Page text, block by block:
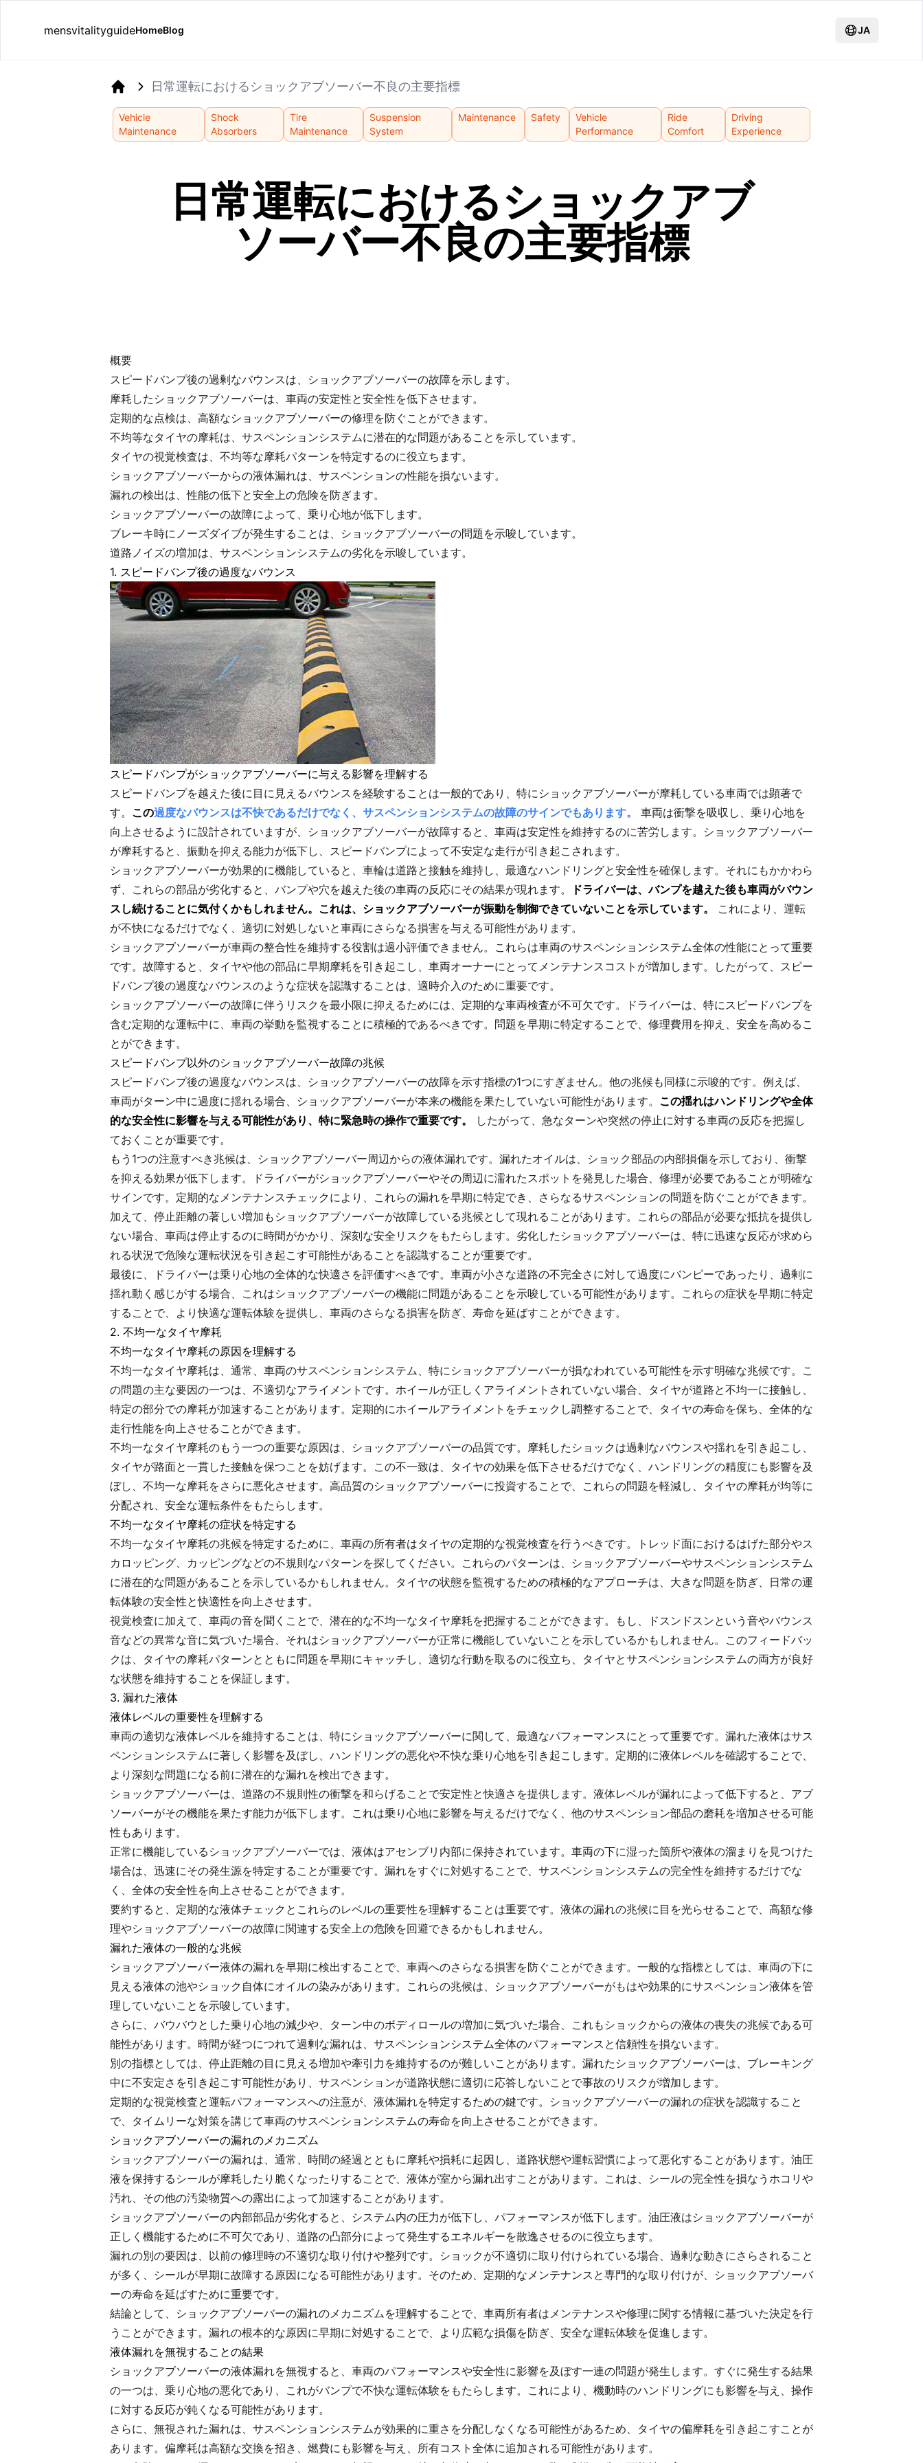
mensvitalityguideHomeBlog JA
日常運転におけるショックアブソーバー不良の主要指標
Vehicle
Maintenance
Shock
Absorbers
Tire
Maintenance
Suspension
System
Maintenance Safety
Vehicle
Performance
Ride
Comfort
Driving
Experience
日常運転におけるショックアブ
ソーバー不良の主要指標
概要
スピードバンプ後の過剰なバウンスは、ショックアブソーバーの故障を示します。
摩耗したショックアブソーバーは、車両の安定性と安全性を低下させます。
定期的な点検は、高額なショックアブソーバーの修理を防ぐことができます。
不均等なタイヤの摩耗は、サスペンションシステムに潜在的な問題があることを示しています。
タイヤの視覚検査は、不均等な摩耗パターンを特定するのに役立ちます。
ショックアブソーバーからの液体漏れは、サスペンションの性能を損ないます。
漏れの検出は、性能の低下と安全上の危険を防ぎます。
ショックアブソーバーの故障によって、乗り心地が低下します。
ブレーキ時にノーズダイブが発生することは、ショックアブソーバーの問題を示唆しています。
道路ノイズの増加は、サスペンションシステムの劣化を示唆しています。
1. スピードバンプ後の過度なバウンス
スピードバンプがショックアブソーバーに与える影響を理解する
スピードバンプを越えた後に目に見えるバウンスを経験することは一般的であり、特にショックアブソーバーが摩耗している車両では顕著で
す。 この過度なバウンスは不快であるだけでなく、サスペンションシステムの故障のサインでもあります。
車両は衝撃を吸収し、乗り心地を
向上させるように設計されていますが、ショックアブソーバーが故障すると、車両は安定性を維持するのに苦労します。ショックアブソーバー
が摩耗すると、振動を抑える能力が低下し、スピードバンプによって不安定な走行が引き起こされます。
ショックアブソーバーが効果的に機能していると、車輪は道路と接触を維持し、最適なハンドリングと安全性を確保します。それにもかかわら
ず、これらの部品が劣化すると、バンプや穴を越えた後の車両の反応にその結果が現れます。
ドライバーは、バンプを越えた後も車両がバウン
スし続けることに気付くかもしれません。これは、ショックアブソーバーが振動を制御できていないことを示しています。
これにより、運転
が不快になるだけでなく、適切に対処しないと車両にさらなる損害を与える可能性があります。
ショックアブソーバーが車両の整合性を維持する役割は過小評価できません。これらは車両のサスペンションシステム全体の性能にとって重要
です。故障すると、タイヤや他の部品に早期摩耗を引き起こし、車両オーナーにとってメンテナンスコストが増加します。したがって、スピー
ドバンプ後の過度なバウンスのような症状を認識することは、適時介入のために重要です。
ショックアブソーバーの故障に伴うリスクを最小限に抑えるためには、定期的な車両検査が不可欠です。ドライバーは、特にスピードバンプを
含む定期的な運転中に、車両の挙動を監視することに積極的であるべきです。問題を早期に特定することで、修理費用を抑え、安全を高めるこ
とができます。
スピードバンプ以外のショックアブソーバー故障の兆候
スピードバンプ後の過度なバウンスは、ショックアブソーバーの故障を示す指標の1つにすぎません。他の兆候も同様に示唆的です。例えば、
車両がターン中に過度に揺れる場合、ショックアブソーバーが本来の機能を果たしていない可能性があります。 この揺れはハンドリングや全体
的な安全性に影響を与える可能性があり、特に緊急時の操作で重要です。
したがって、急なターンや突然の停止に対する車両の反応を把握し
ておくことが重要です。
もう1つの注意すべき兆候は、ショックアブソーバー周辺からの液体漏れです。漏れたオイルは、ショック部品の内部損傷を示しており、衝撃
を抑える効果が低下します。ドライバーがショックアブソーバーやその周辺に濡れたスポットを発見した場合、修理が必要であることが明確な
サインです。定期的なメンテナンスチェックにより、これらの漏れを早期に特定でき、さらなるサスペンションの問題を防ぐことができます。
加えて、停止距離の著しい増加もショックアブソーバーが故障している兆候として現れることがあります。これらの部品が必要な抵抗を提供し
ない場合、車両は停止するのに時間がかかり、深刻な安全リスクをもたらします。劣化したショックアブソーバーは、特に迅速な反応が求めら
れる状況で危険な運転状況を引き起こす可能性があることを認識することが重要です。
最後に、ドライバーは乗り心地の全体的な快適さを評価すべきです。車両が小さな道路の不完全さに対して過度にバンピーであったり、過剰に
揺れ動く感じがする場合、これはショックアブソーバーの機能に問題があることを示唆している可能性があります。これらの症状を早期に特定
することで、より快適な運転体験を提供し、車両のさらなる損害を防ぎ、寿命を延ばすことができます。
2. 不均一なタイヤ摩耗
不均一なタイヤ摩耗の原因を理解する
不均一なタイヤ摩耗は、通常、車両のサスペンションシステム、特にショックアブソーバーが損なわれている可能性を示す明確な兆候です。こ
の問題の主な要因の一つは、不適切なアライメントです。ホイールが正しくアライメントされていない場合、タイヤが道路と不均一に接触し、
特定の部分での摩耗が加速することがあります。定期的にホイールアライメントをチェックし調整することで、タイヤの寿命を保ち、全体的な
走行性能を向上させることができます。
不均一なタイヤ摩耗のもう一つの重要な原因は、ショックアブソーバーの品質です。摩耗したショックは過剰なバウンスや揺れを引き起こし、
タイヤが路面と一貫した接触を保つことを妨げます。この不一致は、タイヤの効果を低下させるだけでなく、ハンドリングの精度にも影響を及
ぼし、不均一な摩耗をさらに悪化させます。高品質のショックアブソーバーに投資することで、これらの問題を軽減し、タイヤの摩耗が均等に
分配され、安全な運転条件をもたらします。
不均一なタイヤ摩耗の症状を特定する
不均一なタイヤ摩耗の兆候を特定するために、車両の所有者はタイヤの定期的な視覚検査を行うべきです。トレッド面におけるはげた部分やス
カロッピング、カッピングなどの不規則なパターンを探してください。これらのパターンは、ショックアブソーバーやサスペンションシステム
に潜在的な問題があることを示しているかもしれません。タイヤの状態を監視するための積極的なアプローチは、大きな問題を防ぎ、日常の運
転体験の安全性と快適性を向上させます。
視覚検査に加えて、車両の音を聞くことで、潜在的な不均一なタイヤ摩耗を把握することができます。もし、ドスンドスンという音やバウンス
音などの異常な音に気づいた場合、それはショックアブソーバーが正常に機能していないことを示しているかもしれません。このフィードバッ
クは、タイヤの摩耗パターンとともに問題を早期にキャッチし、適切な行動を取るのに役立ち、タイヤとサスペンションシステムの両方が良好
な状態を維持することを保証します。
3. 漏れた液体
液体レベルの重要性を理解する
車両の適切な液体レベルを維持することは、特にショックアブソーバーに関して、最適なパフォーマンスにとって重要です。漏れた液体はサス
ペンションシステムに著しく影響を及ぼし、ハンドリングの悪化や不快な乗り心地を引き起こします。定期的に液体レベルを確認することで、
より深刻な問題になる前に潜在的な漏れを検出できます。
ショックアブソーバーは、道路の不規則性の衝撃を和らげることで安定性と快適さを提供します。液体レベルが漏れによって低下すると、アブ
ソーバーがその機能を果たす能力が低下します。これは乗り心地に影響を与えるだけでなく、他のサスペンション部品の磨耗を増加させる可能
性もあります。
正常に機能しているショックアブソーバーでは、液体はアセンブリ内部に保持されています。車両の下に湿った箇所や液体の溜まりを見つけた
場合は、迅速にその発生源を特定することが重要です。漏れをすぐに対処することで、サスペンションシステムの完全性を維持するだけでな
く、全体の安全性を向上させることができます。
要約すると、定期的な液体チェックとこれらのレベルの重要性を理解することは重要です。液体の漏れの兆候に目を光らせることで、高額な修
理やショックアブソーバーの故障に関連する安全上の危険を回避できるかもしれません。
漏れた液体の一般的な兆候
ショックアブソーバー液体の漏れを早期に検出することで、車両へのさらなる損害を防ぐことができます。一般的な指標としては、車両の下に
見える液体の池やショック自体にオイルの染みがあります。これらの兆候は、ショックアブソーバーがもはや効果的にサスペンション液体を管
理していないことを示唆しています。
さらに、バウバウとした乗り心地の減少や、ターン中のボディロールの増加に気づいた場合、これもショックからの液体の喪失の兆候である可
能性があります。時間が経つにつれて過剰な漏れは、サスペンションシステム全体のパフォーマンスと信頼性を損ないます。
別の指標としては、停止距離の目に見える増加や牽引力を維持するのが難しいことがあります。漏れたショックアブソーバーは、ブレーキング
中に不安定さを引き起こす可能性があり、サスペンションが道路状態に適切に応答しないことで事故のリスクが増加します。
定期的な視覚検査と運転パフォーマンスへの注意が、液体漏れを特定するための鍵です。ショックアブソーバーの漏れの症状を認識すること
で、タイムリーな対策を講じて車両のサスペンションシステムの寿命を向上させることができます。
ショックアブソーバーの漏れのメカニズム
ショックアブソーバーの漏れは、通常、時間の経過とともに摩耗や損耗に起因し、道路状態や運転習慣によって悪化することがあります。油圧
液を保持するシールが摩耗したり脆くなったりすることで、液体が室から漏れ出すことがあります。これは、シールの完全性を損なうホコリや
汚れ、その他の汚染物質への露出によって加速することがあります。
ショックアブソーバーの内部部品が劣化すると、システム内の圧力が低下し、パフォーマンスが低下します。油圧液はショックアブソーバーが
正しく機能するために不可欠であり、道路の凸部分によって発生するエネルギーを散逸させるのに役立ちます。
漏れの別の要因は、以前の修理時の不適切な取り付けや整列です。ショックが不適切に取り付けられている場合、過剰な動きにさらされること
が多く、シールが早期に故障する原因になる可能性があります。そのため、定期的なメンテナンスと専門的な取り付けが、ショックアブソーバ
ーの寿命を延ばすために重要です。
結論として、ショックアブソーバーの漏れのメカニズムを理解することで、車両所有者はメンテナンスや修理に関する情報に基づいた決定を行
うことができます。漏れの根本的な原因に早期に対処することで、より広範な損傷を防ぎ、安全な運転体験を促進します。
液体漏れを無視することの結果
ショックアブソーバーの液体漏れを無視すると、車両のパフォーマンスや安全性に影響を及ぼす一連の問題が発生します。すぐに発生する結果
の一つは、乗り心地の悪化であり、これがバンプで不快な運転体験をもたらします。これにより、機動時のハンドリングにも影響を与え、操作
に対する反応が鈍くなる可能性があります。
さらに、無視された漏れは、サスペンションシステムが効果的に重さを分配しなくなる可能性があるため、タイヤの偏摩耗を引き起こすことが
あります。偏摩耗は高額な交換を招き、燃費にも影響を与え、所有コスト全体に追加される可能性があります。